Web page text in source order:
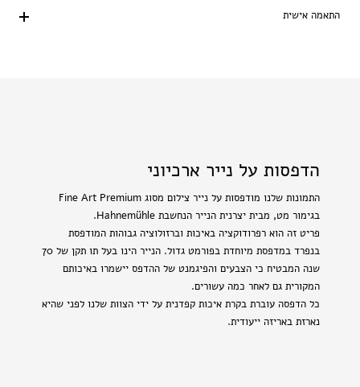
התאמה אישית
הדפסות על נייר ארכיוני
התמונות שלנו מודפסות על נייר צילום מסוג Fine Art Premium
בגימור מט, מבית יצרנית הנייר הנחשבת Hahnemühle.
פריט זה הוא רפרודוקציה באיכות וברזולוציה גבוהות המודפסת
בנפרד במדפסת מיוחדת בפורמט גדול. הנייר הינו בעל תו תקן של 70
שנה המבטיח כי הצבעים והפיגמנט של ההדפס יישמרו באיכותם
המקורית גם לאחר כמה עשורים.
כל הדפסה עוברת בקרת איכות קפדנית על ידי הצוות שלנו לפני שהיא
נארזת באריזה ייעודית.